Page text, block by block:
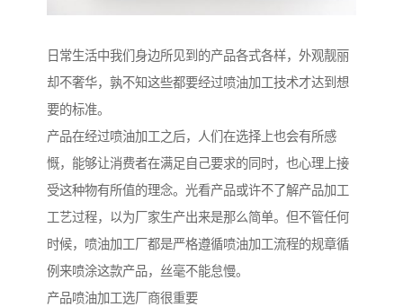
日常生活中我们身边所见到的产品各式各样，外观靓丽
却不奢华，孰不知这些都要经过喷油加工技术才达到想
要的标准。
产品在经过喷油加工之后，人们在选择上也会有所感
慨，能够让消费者在满足自己要求的同时，也心理上接
受这种物有所值的理念。光看产品或许不了解产品加工
工艺过程，以为厂家生产出来是那么简单。但不管任何
时候，喷油加工厂都是严格遵循喷油加工流程的规章循
例来喷涂这款产品，丝毫不能怠慢。
产品喷油加工选厂商很重要